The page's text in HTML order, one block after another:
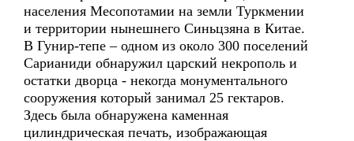
населения Месопотамии на земли Туркмении
и территории нынешнего Синьцзяна в Китае.
В Гунир-тепе – одном из около 300 поселений
Сарианиди обнаружил царский некрополь и
остатки дворца - некогда монументального
сооружения который занимал 25 гектаров.
Здесь была обнаружена каменная
цилиндрическая печать, изображающая